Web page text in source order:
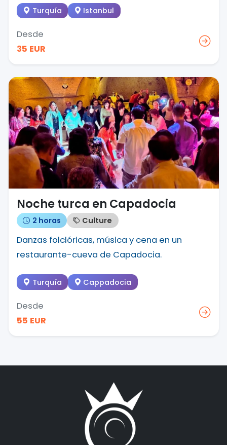
Turquía Istanbul
Desde
35 EUR
Noche turca en Capadocia
2 horas Culture
Danzas folclóricas, música y cena en un
restaurante-cueva de Capadocia.
Turquía Cappadocia
Desde
55 EUR